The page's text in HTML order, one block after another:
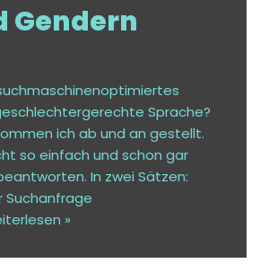
Gendern
Sprache?
ich ab und an gestellt.
so einfach und schon gar
In zwei Sätzen:
Suchanfrage
»